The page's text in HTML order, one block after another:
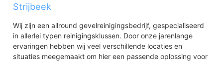
Strijbeek
Wij zijn een allround gevelreinigingsbedrijf, gespecialiseerd
in allerlei typen reinigingsklussen. Door onze jarenlange
ervaringen hebben wij veel verschillende locaties en
situaties meegemaakt om hier een passende oplossing voor